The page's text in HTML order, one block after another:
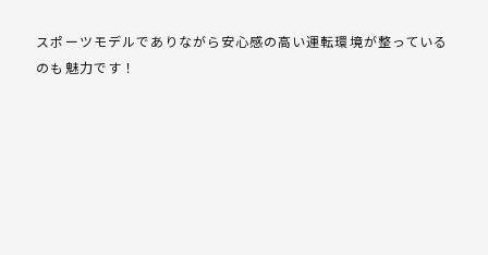
スポーツモデルでありながら安心感の高い運転環境が整っている
のも魅力です！